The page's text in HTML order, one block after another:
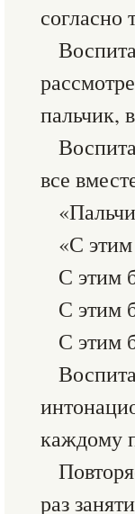
согласно
пальчик,
все
«С
С этим
С этим
С этим
каждому
раз